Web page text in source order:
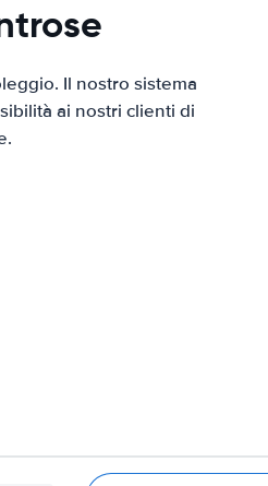
Il nostro sistema
ai nostri clienti di